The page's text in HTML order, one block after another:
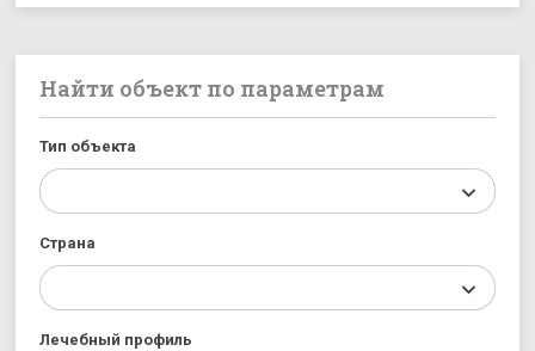
Найти объект по параметрам
Тип объекта
Страна
Лечебный профиль